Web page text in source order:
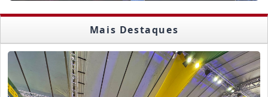
Mais Destaques